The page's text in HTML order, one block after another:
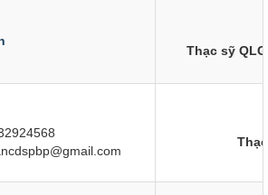
Thạc sỹ